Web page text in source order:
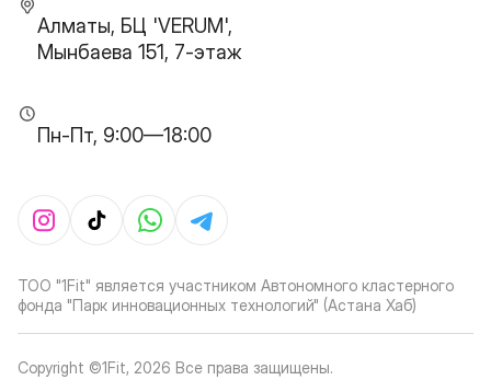
Алматы, БЦ 'VERUM',
Мынбаева 151, 7-этаж
Пн-Пт, 9:00—18:00
ТОО "1Fit" является участником Автономного кластерного
фонда "Парк инновационных технологий" (Астана Хаб)
Copyright ©1Fit, 2026 Все права защищены.